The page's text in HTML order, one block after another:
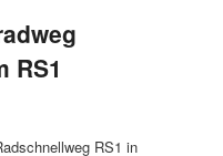
RS1
RS1 in